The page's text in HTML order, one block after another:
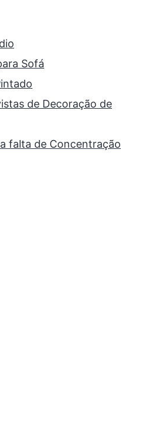
Sofá
de Decoração de
falta de Concentração